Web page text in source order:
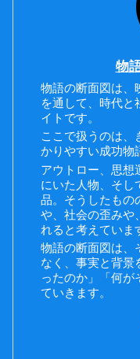
物
物語の断面図は、
を通して、時代と
イトです。
ここで扱うのは、
かりやすい成功物
アウトロー、思想
にいた人物、そし
品。そうしたもの
や、社会の歪みや
れると考えていま
物語の断面図は、
なく、事実と背景
ったのか」「何が
ていきます。